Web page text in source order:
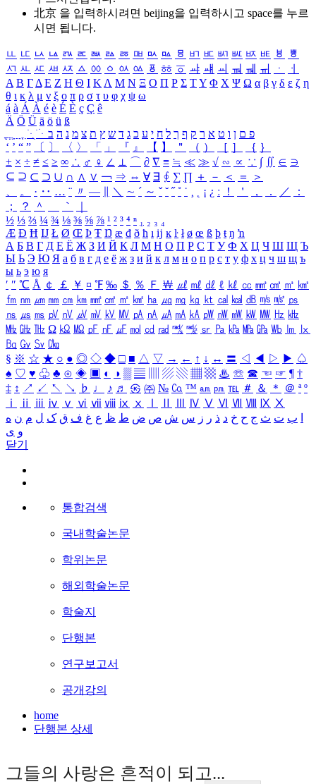
北京 을 입력하시려면 beijing을 입력하시고 space를 누르
시면 됩니다.
ㅥ ㅦ ㅧ ㅨ ㅩ ㅪ ㅫ ㅬ ㅭ ㅮ ㅯ ㅰ ㅱ ㅲ ㅳ ㅴ ㅵ ㅶ ㅷ ㅸ
ㅹ
ㅺ ㅻ ㅼ ㅽ ㅾ ㅿ ㆀ ㆁ ㆂ ㆃ ㆄ ㆅ ㆆ ㆇ ㆈ ㆉ ㆊ ㆋ ㆌ ㆍ
ㆎ
Α Β ΓΔ Ε Ζ Η Θ Ι ΚΛ Μ Ν Ξ Ο Π Ρ Σ ΤΥ Φ Χ Ψ Ω α β γ δ ε ζ η
θ ι κ λ μ ν ξ ο π ρ σ τ υ φ χ ψ ω
á à Á À é è É È ç Ç ê
Ä Ö Ü ä ö ü ß
ִֶֹ ֻּ ׁׂ פ ם ן ו ט א ר ק ף ך ל ח י ע כ ג ד ש ץ ת צ מ נ ה ב
‘ ’ “ ” 〔 〕 〈 〉 「 」 『 』 【 】 ＂ （ ） ［ ］ ｛ ｝
± × ÷ ≠ ≤ ≥ ∞ ∴ ♂ ♀ ∠ ⊥ ⌒ ∂ ∇ ≡ ≒ ≪ ≫ √ ∽ ∝ ∵ ∫ ∬ ∈ ∋
⊆ ⊇ ⊂ ⊃ ∪ ∩ ∧ ∨ ￢ ⇒ ⇔ ∀ ∃ ∮ ∑ ∏ ＋ － ＜ ＝
＞
、
。 · ‥ … ¨ 〃 ― ＼ ∼ ´ ～ ˇ ˘ ˝ ˚ ˙ ¸ ¡ ¿ ː ！ ＇ ， ． ／
：
；
？ ＾ ｀
½ ⅓ ⅔ ¼ ¾ ⅛ ⅜ ⅝ ⅞ ¹ ² ³ ⁴ ⁿ ₁ ₂ ₃ ₄
Æ Ð Ħ Ĳ Ł Ø Œ Þ Ŧ Ŋ æ đ ð ħ ı ĳ ĸ ŀ ł ø œ ß þ ŧ ŋ ŉ
А Б В Г Д Е Ё Ж З И Й К Л М Н О П Р С Т У Ф Х Ц Ч Ш Щ Ъ
Ы Ь Э Ю Я а б в г д е ё ж з и й к л м н о п р с т у ф х ц ч ш щ ъ
ы ь э ю я
′ ″ ℃ Å ￠ ￡ ￥ ¤ ℉ ‰ ＄ ％ Ｆ ￦ ㎕ ㎖ ㎗ ℓ ㎘ ㏄ ㎣ ㎤ ㎥ ㎦
㎙ ㎚ ㎛ ㎜ ㎝ ㎞ ㎟ ㎠ ㎡ ㎢ ㏊ ㎍ ㎎ ㎏ ㏏ ㎈ ㎉ ㏈ ㎧ ㎨ ㎰
㎱ ㎲ ㎳ ㎴ ㎵ ㎶ ㎷ ㎸ ㎹ ㎀ ㎁ ㎂ ㎃ ㎄ ㎺ ㎻ ㎽ ㎾ ㎿ ㎐ ㎑
㎒ ㎓ ㎔ Ω ㏀ ㏁ ㎊ ㎋ ㎌ ㏖ ㏅ ㎭ ㎮ ㎯ ㏛ ㎩ ㎪ ㎫ ㎬ ㏝ ㏐
㏓
㏃ ㏉ ㏜ ㏆
§ ※ ☆ ★ ○ ● ◎ ◇ ◆ □ ■ △ ▽ → ← ↑ ↓ ↔ 〓 ◁ ◀ ▷ ▶ ♤
♠ ♡ ♥ ♧ ♣ ⊙ ◈ ▣ ◐ ◑ ▒ ▤ ▨ ▧ ▦ ▩ ♨ ☏ ☎ ☜ ☞ ¶ †
‡ ↕ ↗ ↙ ↖ ↘ ♭ ♩ ♪ ♬ ㉿ ㈜ № ㏇ ™ ㏂ ㏘ ℡ ＃ ＆ ＊ ＠ ª º
ⅰ
ⅱ ⅲ ⅳ ⅴ ⅵ ⅶ ⅷ ⅸ ⅹ Ⅳ Ⅴ Ⅵ Ⅶ Ⅷ Ⅸ Ⅹ
ب ت ث ج ح خ د ذ ر ز س ش ص ض ط ظ ع غ ف ق ک ل م ن ه
و ی
닫기
통합검색
국내학술논문
학위논문
해외학술논문
학술지
단행본
연구보고서
공개강의
home
단행본 상세
그들의 사랑은 흔적이 되고...